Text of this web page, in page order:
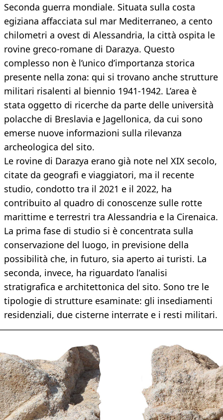
Seconda guerra mondiale. Situata sulla costa
egiziana affacciata sul mar Mediterraneo, a cento
chilometri a ovest di Alessandria, la città ospita le
rovine greco-romane di Darazya. Questo
complesso non è l’unico d’importanza storica
presente nella zona: qui si trovano anche strutture
militari risalenti al biennio 1941-1942. L’area è
stata oggetto di ricerche da parte delle università
polacche di Breslavia e Jagellonica, da cui sono
emerse nuove informazioni sulla rilevanza
archeologica del sito.
Le rovine di Darazya erano già note nel XIX secolo,
citate da geografi e viaggiatori, ma il recente
studio, condotto tra il 2021 e il 2022, ha
contribuito al quadro di conoscenze sulle rotte
marittime e terrestri tra Alessandria e la Cirenaica.
La prima fase di studio si è concentrata sulla
conservazione del luogo, in previsione della
possibilità che, in futuro, sia aperto ai turisti. La
seconda, invece, ha riguardato l’analisi
stratigrafica e architettonica del sito. Sono tre le
tipologie di strutture esaminate: gli insediamenti
residenziali, due cisterne interrate e i resti militari.